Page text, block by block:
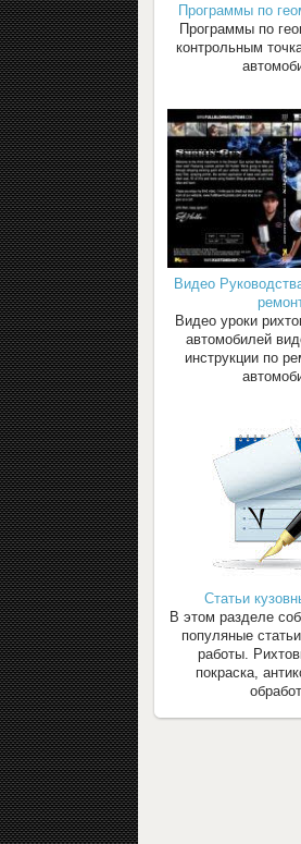
Программы по
Программы по
контрольным
Видео
Видео уроки
автомобилей
инструкции по
Статьи
В этом разделе
популяные
работы.
покраска,